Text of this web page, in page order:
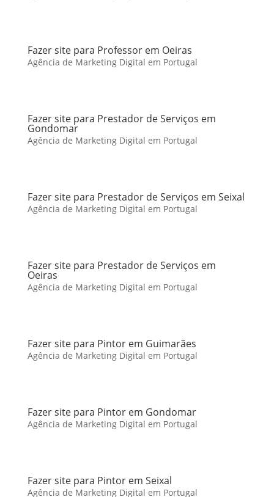
Fazer site para Professor em Oeiras
Agência de Marketing Digital em Portugal
Fazer site para Prestador de Serviços em
Gondomar
Agência de Marketing Digital em Portugal
Fazer site para Prestador de Serviços em Seixal
Agência de Marketing Digital em Portugal
Fazer site para Prestador de Serviços em
Oeiras
Agência de Marketing Digital em Portugal
Fazer site para Pintor em Guimarães
Agência de Marketing Digital em Portugal
Fazer site para Pintor em Gondomar
Agência de Marketing Digital em Portugal
Fazer site para Pintor em Seixal
Agência de Marketing Digital em Portugal